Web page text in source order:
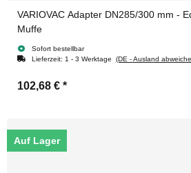
VARIOVAC Adapter DN285/300 mm -
Muffe
Sofort bestellbar
Lieferzeit: 1 - 3 Werktage (DE - Ausland
102,68 € *
Auf Lager